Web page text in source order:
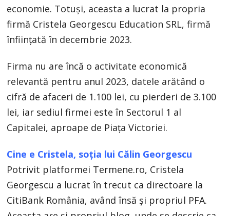
economie. Totuși, aceasta a lucrat la propria
firmă Cristela Georgescu Education SRL, firmă
înființată în decembrie 2023.
Firma nu are încă o activitate economică
relevantă pentru anul 2023, datele arătând o
cifră de afaceri de 1.100 lei, cu pierderi de 3.100
lei, iar sediul firmei este în Sectorul 1 al
Capitalei, aproape de Piața Victoriei.
Cine e Cristela, soția lui Călin Georgescu
Potrivit platformei Termene.ro, Cristela
Georgescu a lucrat în trecut ca directoare la
CitiBank România, având însă și propriul PFA.